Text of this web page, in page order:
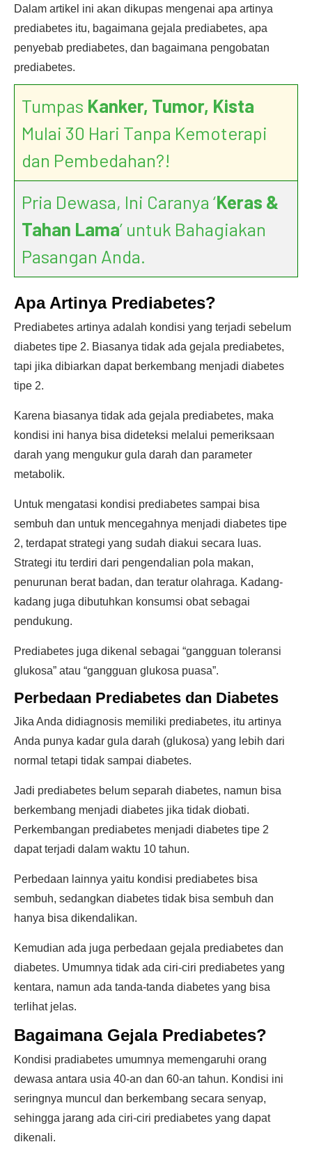
Dalam artikel ini akan dikupas mengenai apa artinya
prediabetes itu, bagaimana gejala prediabetes, apa
penyebab prediabetes, dan bagaimana pengobatan
prediabetes.
Tumpas Kanker, Tumor, Kista
Mulai 30 Hari Tanpa Kemoterapi
dan Pembedahan?!
Pria Dewasa, Ini Caranya ‘Keras &
Tahan Lama’ untuk Bahagiakan
Pasangan Anda.
Apa Artinya Prediabetes?
Prediabetes artinya adalah kondisi yang terjadi sebelum
diabetes tipe 2. Biasanya tidak ada gejala prediabetes,
tapi jika dibiarkan dapat berkembang menjadi diabetes
tipe 2.
Karena biasanya tidak ada gejala prediabetes, maka
kondisi ini hanya bisa dideteksi melalui pemeriksaan
darah yang mengukur gula darah dan parameter
metabolik.
Untuk mengatasi kondisi prediabetes sampai bisa
sembuh dan untuk mencegahnya menjadi diabetes tipe
2, terdapat strategi yang sudah diakui secara luas.
Strategi itu terdiri dari pengendalian pola makan,
penurunan berat badan, dan teratur olahraga. Kadang-
kadang juga dibutuhkan konsumsi obat sebagai
pendukung.
Prediabetes juga dikenal sebagai “gangguan toleransi
glukosa” atau “gangguan glukosa puasa”.
Perbedaan Prediabetes dan Diabetes
Jika Anda didiagnosis memiliki prediabetes, itu artinya
Anda punya kadar gula darah (glukosa) yang lebih dari
normal tetapi tidak sampai diabetes.
Jadi prediabetes belum separah diabetes, namun bisa
berkembang menjadi diabetes jika tidak diobati.
Perkembangan prediabetes menjadi diabetes tipe 2
dapat terjadi dalam waktu 10 tahun.
Perbedaan lainnya yaitu kondisi prediabetes bisa
sembuh, sedangkan diabetes tidak bisa sembuh dan
hanya bisa dikendalikan.
Kemudian ada juga perbedaan gejala prediabetes dan
diabetes. Umumnya tidak ada ciri-ciri prediabetes yang
kentara, namun ada tanda-tanda diabetes yang bisa
terlihat jelas.
Bagaimana Gejala Prediabetes?
Kondisi pradiabetes umumnya memengaruhi orang
dewasa antara usia 40-an dan 60-an tahun. Kondisi ini
seringnya muncul dan berkembang secara senyap,
sehingga jarang ada ciri-ciri prediabetes yang dapat
dikenali.